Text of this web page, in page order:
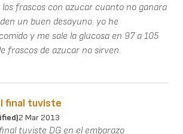
los frascos con azucar cuanto no ganara
un buen desayuno. yo he
y me sale la glucosa en 97 a 105
frascos de azucar no sirven.
final tuviste
2 Mar 2013
tuviste DG en el embarazo